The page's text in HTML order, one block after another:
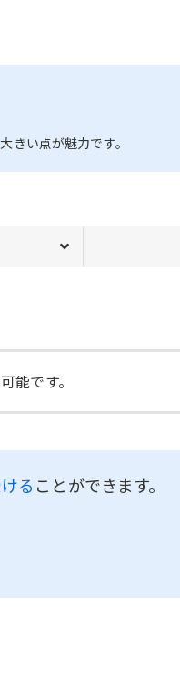
きい点が魅力です。
能です。
る ことができます。